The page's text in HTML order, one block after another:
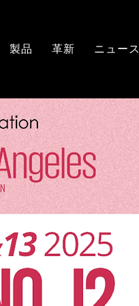
製品 革新 ニュース